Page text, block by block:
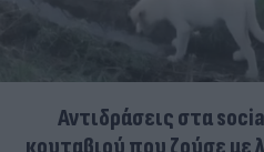
Αντιδράσεις στα